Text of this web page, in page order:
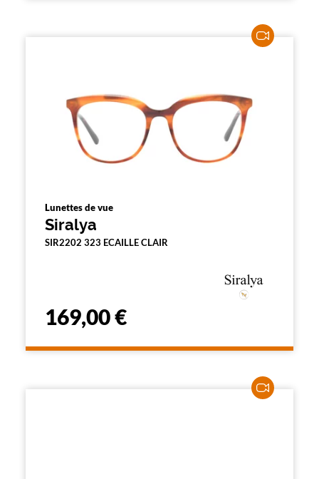
Lunettes de vue
Siralya
SIR2202 323 ECAILLE CLAIR
169,00 €